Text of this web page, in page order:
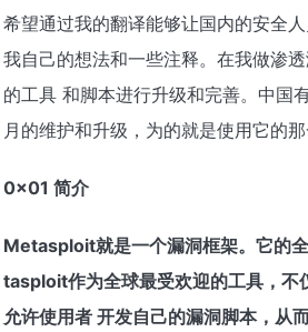
希望通过我的翻译能够让国内的安全
我自己的想法和一些注释。在我做渗
的工具 和脚本进行升级和完善。中国
月的维护和升级，为的就是使用它的那
0×01 简介
Metasploit就是一个漏洞框架。它的
tasploit作为全球最受欢迎的工具，不
允许使用者 开发自己的漏洞脚本，从而